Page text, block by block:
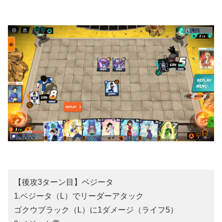
【後攻3ターン目】ベジータ
1.ベジータ（L）でリーダーアタック
ゴクウブラック（L）に1ダメージ（ライフ5）